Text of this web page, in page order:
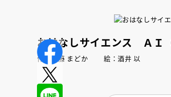
おはなしサイエンス ＡＩ
作：佐藤 まどか 絵：酒井 以